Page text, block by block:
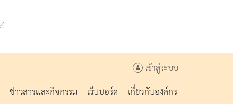
เข้าสู่ระบบ
ข่าวสารและกิจกรรม เว็บบอร์ด
เกี่ยวกับองค์กร